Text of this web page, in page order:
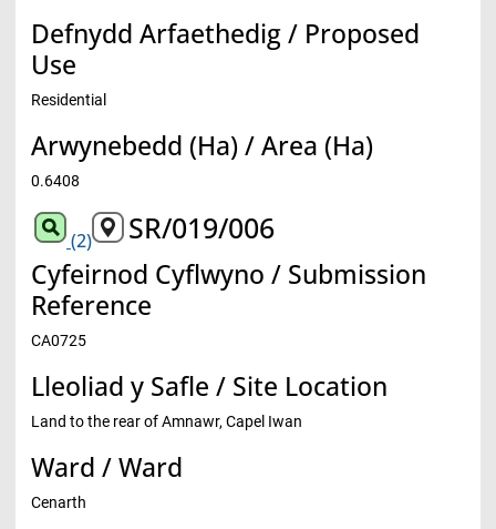
Defnydd Arfaethedig / Proposed
Use
Residential
Arwynebedd (Ha) / Area (Ha)
0.6408
(2) SR/019/006
Cyfeirnod Cyflwyno / Submission
Reference
CA0725
Lleoliad y Safle / Site Location
Land to the rear of Amnawr, Capel Iwan
Ward / Ward
Cenarth